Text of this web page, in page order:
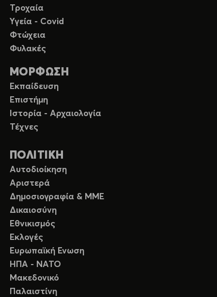
Τροχαία
Υγεία - Covid
Φτώχεια
Φυλακές
ΜΟΡΦΩΣΗ
Εκπαίδευση
Επιστήμη
Ιστορία - Αρχαιολογία
Τέχνες
ΠΟΛΙΤΙΚΗ
Αυτοδιοίκηση
Αριστερά
Δημοσιογραφία & ΜΜΕ
Δικαιοσύνη
Εθνικισμός
Εκλογές
Ευρωπαϊκή Ενωση
ΗΠΑ - ΝΑΤΟ
Μακεδονικό
Παλαιστίνη